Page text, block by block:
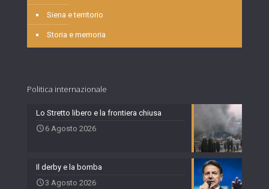
Siena e territorio
Storia e memoria
Politica internazionale
Lo Stretto libero e la frontiera chiusa
6 Agosto 2026
Il derby e la bomba
3 Agosto 2026